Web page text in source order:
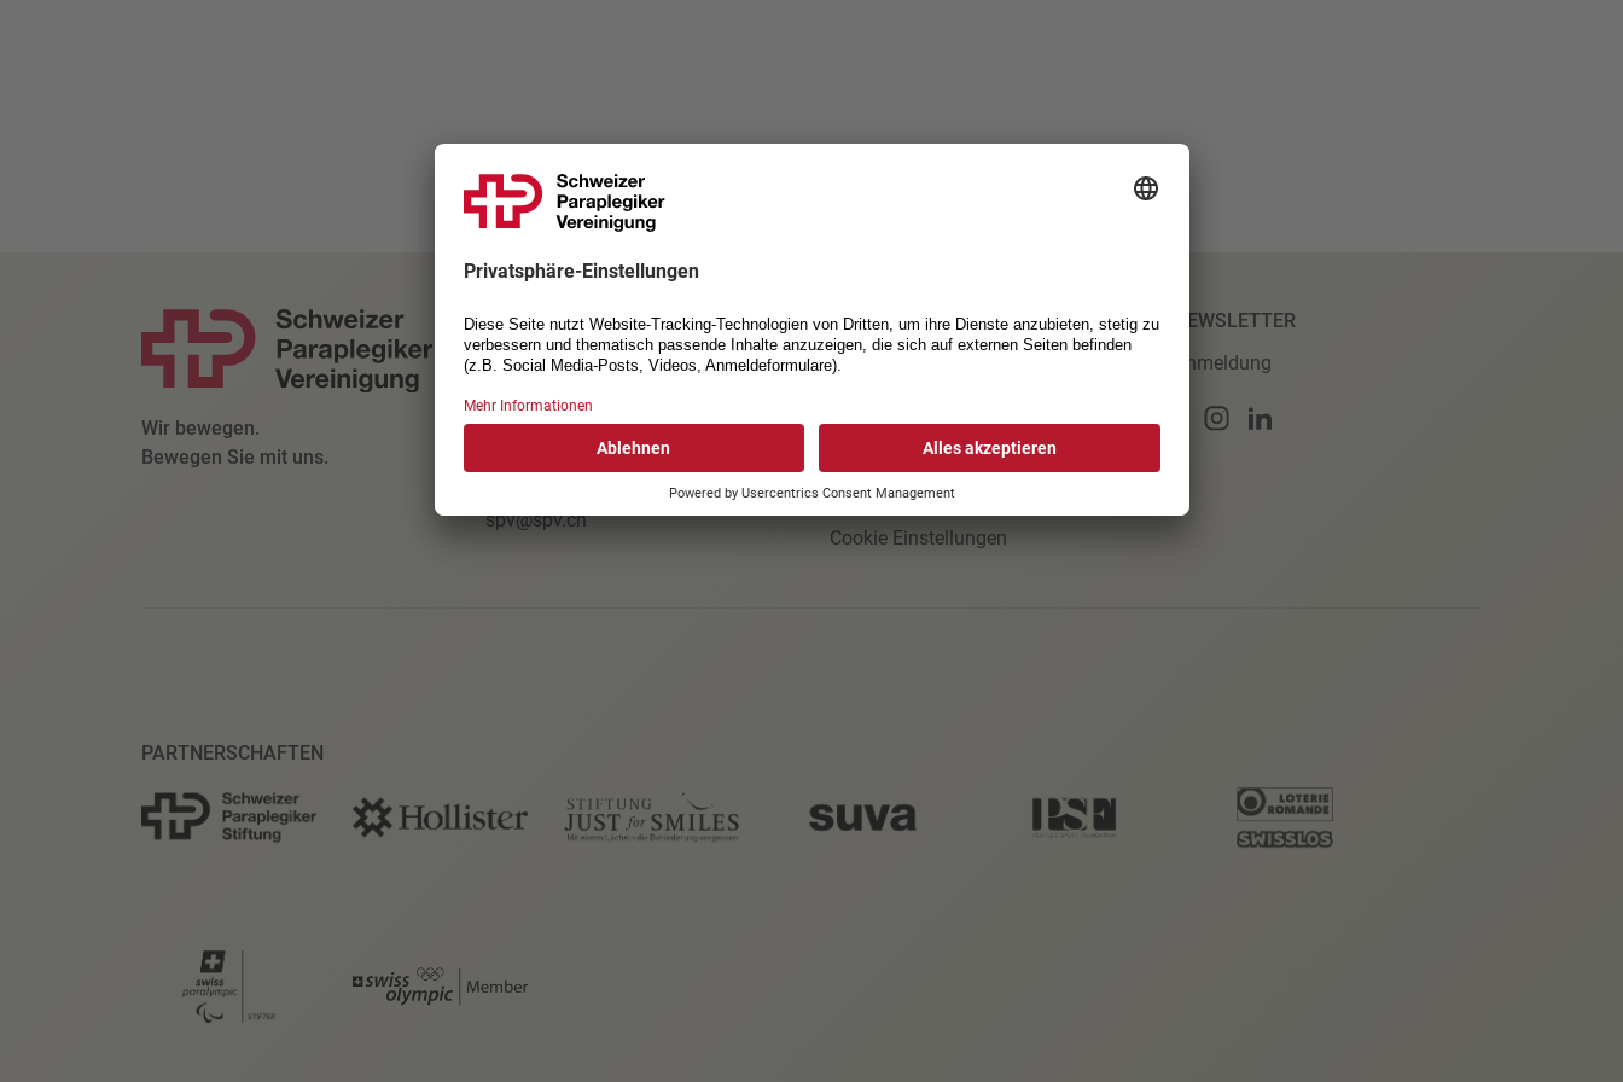
Wir bewegen.
Bewegen Sie mit uns.
KONTAKT
Schweizer
Kantonsstrasse 40
spv@spv.ch
NÜTZLICHE LINKS
Jobs
Allgemeine Geschäftsbedingungen
Einverständniserklärung Foto
Cookie Einstellungen
NEWSLETTER
Anmeldung
PARTNERSCHAFTEN